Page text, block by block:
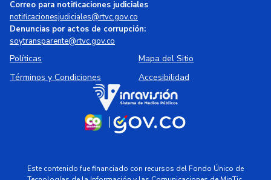
Correo para notificaciones judiciales
notificacionesjudiciales@rtvc.gov.co
Denuncias por actos de corrupción:
soytransparente@rtvc.gov.co
Políticas
Mapa del Sitio
Términos y Condiciones
Accesibilidad
Este contenido fue financiado con recursos del Fondo Único de